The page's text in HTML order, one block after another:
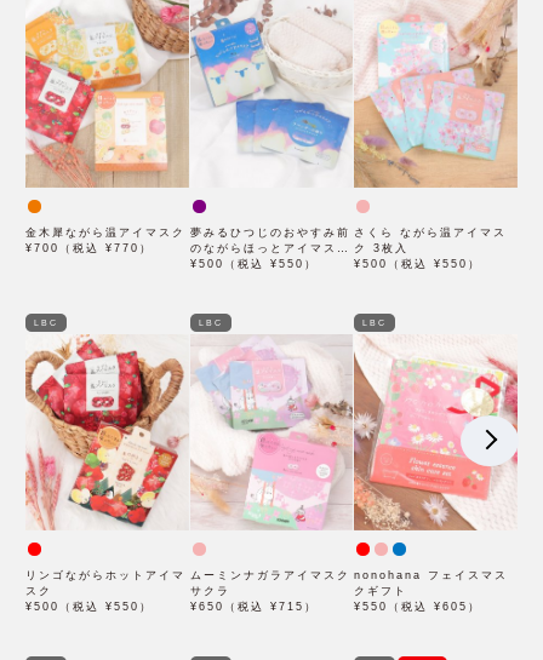
金木犀ながら温アイマスク
¥700（税込 ¥770）
夢みるひつじのおやすみ前
のながらほっとアイマスク
3枚入り
¥500（税込 ¥550）
さくら ながら温アイマス
ク 3枚入
¥500（税込 ¥550）
LBC
リンゴながらホットアイマ
スク
¥500（税込 ¥550）
LBC
ムーミンナガラアイマスク
サクラ
¥650（税込 ¥715）
LBC
nonohana フェイスマス
クギフト
¥550（税込 ¥605）